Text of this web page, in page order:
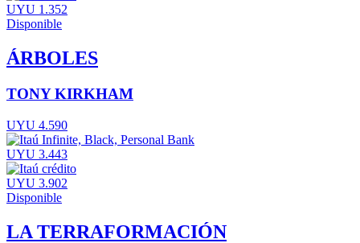
UYU 1.352
Disponible
ÁRBOLES
TONY KIRKHAM
UYU 4.590
UYU 3.443
UYU 3.902
Disponible
LA TERRAFORMACIÓN